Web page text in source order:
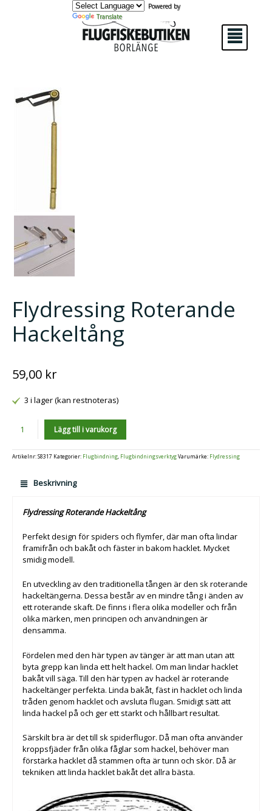
Powered by
Translate
²
Flydressing Roterande
Hackeltång
59,00 kr
3 i lager (kan restnoteras)
Antal Lägg till i varukorg
Artikelnr:S8317 Kategorier: Flugbindning, FlugbindningsverktygVarumärke: Flydressing
Beskrivning
Flydressing Roterande Hackeltång
Perfekt design för spiders och flymfer, där man ofta lindar
framifrån och bakåt och fäster in bakom hacklet. Mycket
smidig modell.
En utveckling av den traditionella tången är den sk roterande
hackeltängerna. Dessa består av en mindre tång i änden av
ett roterande skaft. De finns i flera olika modeller och från
olika märken, men principen och användningen är
densamma.
Fördelen med den här typen av tänger är att man utan att
byta grepp kan linda ett helt hackel. Om man lindar hacklet
bakåt vill säga. Till den här typen av hackel är roterande
hackeltänger perfekta. Linda bakåt, fäst in hacklet och linda
tråden genom hacklet och avsluta flugan. Smidigt sätt att
linda hackel på och ger ett starkt och hållbart resultat.
Särskilt bra är det till sk spiderflugor. Då man ofta använder
kroppsfjäder från olika fåglar som hackel, behöver man
förstärka hacklet då stammen ofta är tunn och skör. Då är
tekniken att linda hacklet bakåt det allra bästa.